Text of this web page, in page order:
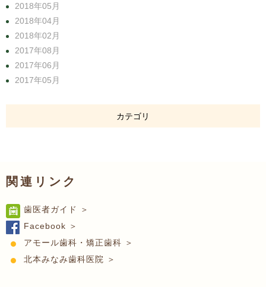
2018年05月
2018年04月
2018年02月
2017年08月
2017年06月
2017年05月
カテゴリ
関連リンク
歯医者ガイド ＞
Facebook ＞
アモール歯科・矯正歯科 ＞
北本みなみ歯科医院 ＞